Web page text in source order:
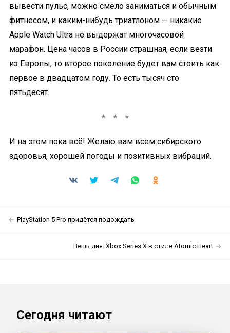
вывести пульс, можно смело заниматься и обычным
фитнесом, и каким-нибудь триатлоном — никакие
Apple Watch Ultra не выдержат многочасовой
марафон. Цена часов в России страшная, если везти
из Европы, то второе поколение будет вам стоить как
первое в двадцатом году. То есть тысяч сто
пятьдесят.
И на этом пока всё! Желаю вам всем сибирского
здоровья, хорошей погоды и позитивных вибраций.
PlayStation 5 Pro придётся подождать
Вещь дня: Xbox Series X в стиле Atomic Heart
Сегодня читают